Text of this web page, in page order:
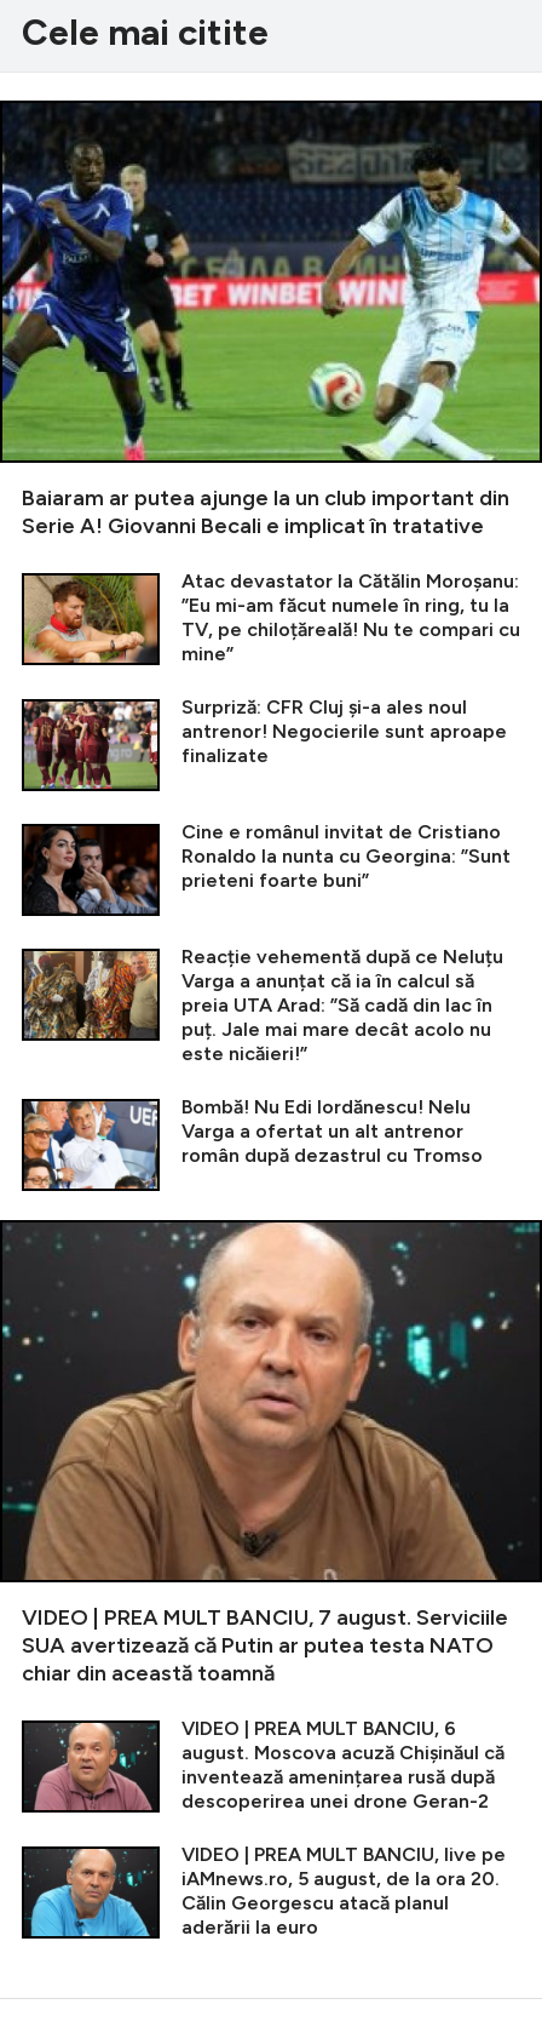
Cele mai citite
Baiaram ar putea ajunge la un club important din
Serie A! Giovanni Becali e implicat în tratative
Atac devastator la Cătălin Moroșanu:
”Eu mi-am făcut numele în ring, tu la
TV, pe chiloțăreală! Nu te compari cu
mine”
Surpriză: CFR Cluj și-a ales noul
antrenor! Negocierile sunt aproape
finalizate
Cine e românul invitat de Cristiano
Ronaldo la nunta cu Georgina: ”Sunt
prieteni foarte buni”
Reacție vehementă după ce Neluțu
Varga a anunțat că ia în calcul să
preia UTA Arad: ”Să cadă din lac în
puț. Jale mai mare decât acolo nu
este nicăieri!”
Bombă! Nu Edi Iordănescu! Nelu
Varga a ofertat un alt antrenor
român după dezastrul cu Tromso
VIDEO | PREA MULT BANCIU, 7 august. Serviciile
SUA avertizează că Putin ar putea testa NATO
chiar din această toamnă
VIDEO | PREA MULT BANCIU, 6
august. Moscova acuză Chișinăul că
inventează amenințarea rusă după
descoperirea unei drone Geran-2
VIDEO | PREA MULT BANCIU, live pe
iAMnews.ro, 5 august, de la ora 20.
Călin Georgescu atacă planul
aderării la euro